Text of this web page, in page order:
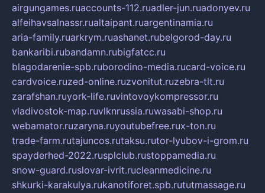
airgungames.ruaccounts-112.ruadler-jun.ruadonyev.ru
alfeihavsalnassr.rualtaipant.ruargentinamia.ru
aria-family.ruarkrym.ruashanet.rubelgorod-day.ru
bankaribi.rubandamn.rubigfatcc.ru
blagodarenie-spb.ruborodino-media.rucard-voice.ru
cardvoice.ruzed-online.ruzvonitut.ruzebra-tlt.ru
zarafshan.ruyork-life.ruvintovoykompressor.ru
vladivostok-map.ruvlknrussia.ruwasabi-shop.ru
webamator.ruzaryna.ruyoutubefree.rux-ton.ru
trade-farm.rutajuncos.rutaksu.rutor-lyubov-i-grom.ru
spayderhed-2022.rusplclub.rustoppamedia.ru
snow-guard.ruslovar-ivrit.rucleanmedicine.ru
shkurki-karakulya.rukanotiforet.spb.rututmassage.ru